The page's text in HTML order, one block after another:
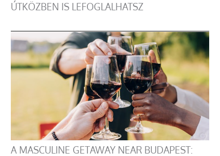
ÚTKÖZBEN IS LEFOGLALHATSZ
A MASCULINE GETAWAY NEAR BUDAPEST: